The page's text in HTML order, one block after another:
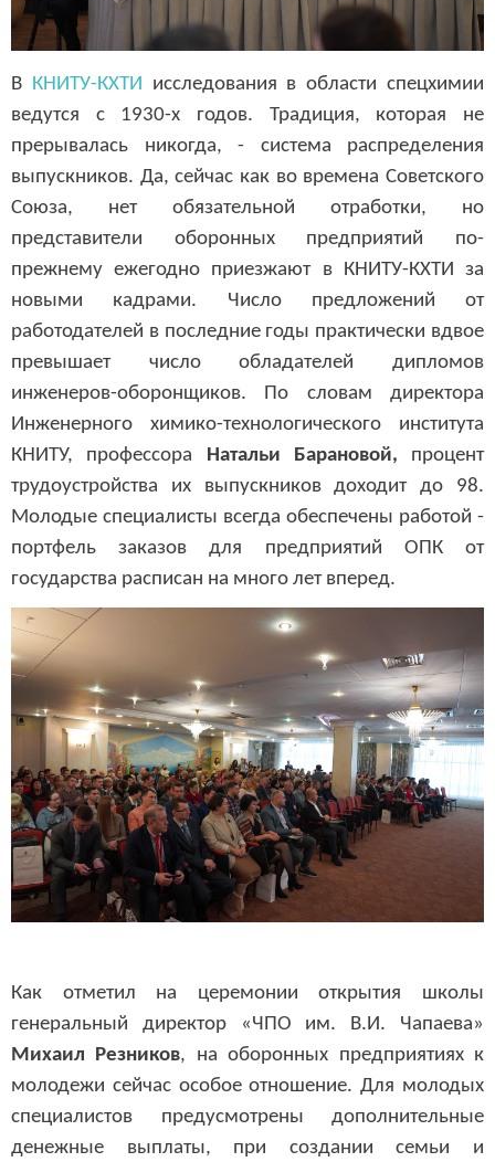
В КНИТУ-КХТИ исследования в области спецхимии
ведутся с 1930-х годов. Традиция, которая не
прерывалась никогда, - система распределения
выпускников. Да, сейчас как во времена Советского
Союза, нет обязательной отработки, но
представители оборонных предприятий по-
прежнему ежегодно приезжают в КНИТУ-КХТИ за
новыми кадрами. Число предложений от
работодателей в последние годы практически вдвое
превышает число обладателей дипломов
инженеров-оборонщиков. По словам директора
Инженерного химико-технологического института
КНИТУ, профессора Натальи Барановой, процент
трудоустройства их выпускников доходит до 98.
Молодые специалисты всегда обеспечены работой -
портфель заказов для предприятий ОПК от
государства расписан на много лет вперед.
Как отметил на церемонии открытия школы
генеральный директор «ЧПО им. В.И. Чапаева»
Михаил Резников, на оборонных предприятиях к
молодежи сейчас особое отношение. Для молодых
специалистов предусмотрены дополнительные
денежные выплаты, при создании семьи и